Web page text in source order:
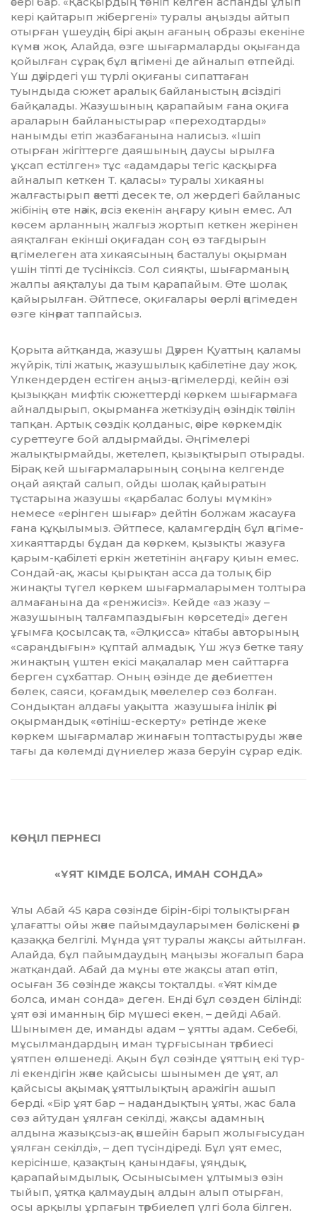
кері қайтарып жібергені» туралы аңызды айтып
отырған үшеудің бірі ақын ағаның образы екеніне
күмән жоқ. Алайда, өзге шығармаларды оқығанда
қойылған сұрақ бұл әңгімені де айналып өтпейді.
Үш дәуірдегі үш түрлі оқиғаны сипаттаған
туындыда сюжет аралық байланыстың әлсіздігі
байқалады. Жазушының қара­пайым ғана оқиға
араларын байланыстырар «переходтарды»
нанымды етіп жаз­ба­ға­нына налисыз. «Ішіп
отырған жігіттерге даяшының даусы ырылға
ұқсап естілген» тұс «адамдары тегіс қасқырға
айналып кеткен Т. қаласы» туралы хикаяны
жалғас­тырып әкетті десек те, ол жердегі байланыс
жібінің өте нәзік, әлсіз екенін аңғару қиын емес. Ал
көсем арланның жалғыз жортып кеткен жерінен
аяқталған екінші оқиғадан соң өз тағдырын
әңгімелеген ата хикаясы­ның басталуы оқырман
үшін тіпті де түсі­нік­сіз. Сол сияқты, шығарманың
жалпы аяқталуы да тым қарапайым. Өте шолақ
қайырылған. Әйтпесе, оқиғалары әсерлі әңгімеден
өзге кінәрат таппайсыз.
Қорыта айтқанда, жазушы Дәурен Қуаттың қаламы
жүйрік, тілі жатық, жазу­шылық қабілетіне дау жоқ.
Үлкендерден естіген аңыз-әңгімелерді, кейін өзі
қызық­қан мифтік сюжеттерді көркем шығармаға
айналдырып, оқырманға жеткізудің өзін­дік тәсілін
тапқан. Артық сөздік қолданыс, әсіре көркемдік
суреттеуге бой алдырмайды. Әңгімелері
жалықтырмайды, жетелеп, қызықтырып отырады.
Бірақ кей шығар­маларының соңына келгенде
оңай аяқтай салып, ойды шолақ қайыратын
тұстарына жазушы «қарбалас болуы мүмкін»
немесе «ерінген шығар» дейтін болжам жасауға
ғана құқылымыз. Әйтпесе, қаламгердің бұл әңгіме-
хикаяттарды бұдан да көркем, қызықты жазуға
қарым-қабілеті еркін жете­тінін аңғару қиын емес.
Сондай-ақ, жасы қырықтан асса да толық бір
жинақты түгел көркем шығармаларымен толтыра
алмағанына да «ренжисіз». Кейде «аз жазу –
жазушының талғампаздығын көрсетеді» деген
ұғымға қосылсақ та, «Әлқисса» кітабы авторының
«сараңдығын» құптай алмадық. Үш жүз бетке таяу
жинақтың үштен екісі мақалалар мен сайттарға
берген сұхбаттар. Оның өзінде де әдебиеттен
бөлек, саяси, қоғамдық мәселелер сөз бол­ған.
Сондықтан алдағы уақытта жазушыға інілік әрі
оқырмандық «өтініш-ескерту» ретінде жеке
көркем шығармалар жинағын топтастыруды және
тағы да көлемді дүниелер жаза беруін сұрар едік.
КӨҢІЛ ПЕРНЕСІ
«ҰЯТ КІМДЕ БОЛСА, ИМАН СОНДА»
Ұлы Абай 45 қара сөзінде бірін-бірі то­­лықтырған
ұлағатты ойы және пайым­дау­ларымен бөліскені әр
қазаққа белгілі. Мұн­да ұят туралы жақсы айтылған.
Алай­­да, бұл пайымдаудың маңызы жоға­лып бара
жатқандай. Абай да мұны өте жақ­сы атап өтіп,
осыған 36 сөзінде жақ­сы тоқталды. «Ұят кімде
болса, иман сон­­­­да» деген. Енді бұл сөзден білінді:
ұят өзі иманның бір мүшесі екен, – дейді Абай.
Шынымен де, иманды адам – ұят­­­­­ты адам. Себебі,
мұсылмандардың иман тұрғысынан тәрбиесі
ұятпен өлшенеді. Ақын бұл сөзінде ұяттың екі түр­­
лі екен­дігін және қайсысы шынымен де ұят, ал
қайсысы ақымақ ұяттылықтың ара­жігін ашып
берді. «Бір ұят бар – на­дан­­дықтың ұяты, жас бала
сөз айтудан ұял­ған се­кіл­ді, жақсы адамның
алдына жа­­зықсыз-ақ әншейін барып жолы­ғысу­дан
ұялған секілді», – деп түсіндіреді. Бұл ұят емес,
керісінше, қазақтың қа­нын­дағы, ұяң­дық,
қарапайымдылық. Осынысымен ұлтымыз өзін
тыйып, ұят­қа қал­мау­дың алдын алып отырған,
осы арқылы ұр­­пағын тәрбиелеп үлгі бола білген.